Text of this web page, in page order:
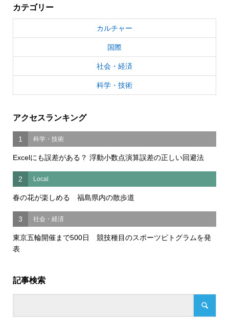
カテゴリー
カルチャー
国際
社会・経済
科学・技術
アクセスランキング
1 科学・技術
Excelにも誤差がある？ 浮動小数点演算誤差の正しい回避法
2 Local
春の花が楽しめる 福島県内の散歩道
3 社会・経済
東京五輪開催まで500日 競技種目のスポーツピトグラムを発
表
記事検索